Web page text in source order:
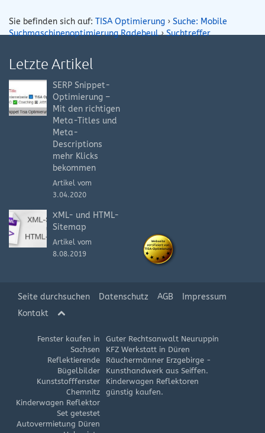
Sie befinden sich auf: TISA Optimierung › Suche: Mobile
Suchmaschinenoptimierung Radebeul›Suchtreffer
Letzte Artikel
SERP Snippet-
Optimierung –
Mit den richtigen
Meta-Titles und
Meta-
Descriptions
mehr Klicks
bekommen
Artikel vom
3.04.2020
XML- und HTML-
Sitemap
Artikel vom
8.08.2019
Sachsen
Reflektierende
Bügelbilder
Kunststofffenster
Chemnitz
Kinderwagen Reflektor
Set getestet
Autovermietung Düren
Holzmiete
KFZ Werkstatt in Düren
Räuchermänner Erzgebirge -
Kunsthandwerk aus Seiffen.
Kinderwagen Reflektoren
günstig kaufen.